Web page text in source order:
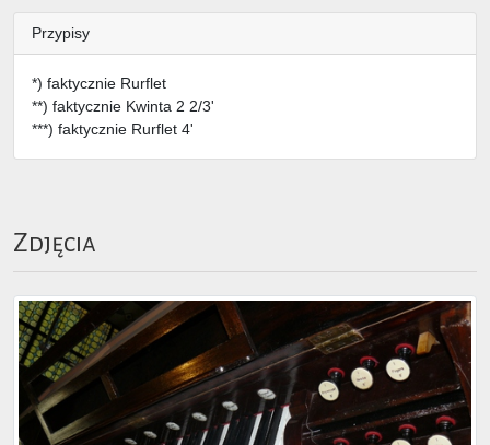
Przypisy
*) faktycznie Rurflet
**) faktycznie Kwinta 2 2/3'
***) faktycznie Rurflet 4'
Zdjęcia